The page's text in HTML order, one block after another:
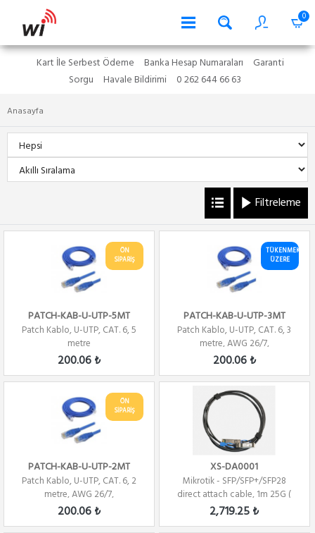
0
Kart İle Serbest Ödeme Banka Hesap Numaraları
Garanti
Sorgu
Havale Bildirimi 0 262 644 66 63
Anasayfa
Filtreleme
ÖN
SİPARİŞ
PATCH-KAB-U-UTP-5MT
Patch Kablo, U-UTP, CAT. 6, 5
metre
200.06 ₺
TÜKENMEK
ÜZERE
PATCH-KAB-U-UTP-3MT
Patch Kablo, U-UTP, CAT. 6, 3
metre, AWG 26/7,
200.06 ₺
ÖN
SİPARİŞ
PATCH-KAB-U-UTP-2MT
Patch Kablo, U-UTP, CAT. 6, 2
metre, AWG 26/7,
200.06 ₺
XS-DA0001
Mikrotik - SFP/SFP+/SFP28
direct attach cable, 1m 25G (
Direct At...
2,719.25 ₺